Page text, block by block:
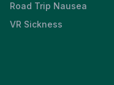
Road Trip Nausea
VR Sickness